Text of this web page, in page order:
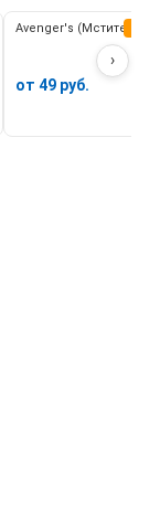
›
Avenger's (Мстители)
от 49 руб.